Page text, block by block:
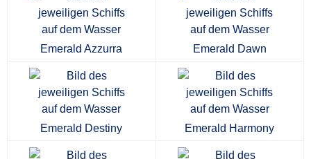
Emerald Azzurra Emerald Dawn
Emerald Destiny Emerald Harmony